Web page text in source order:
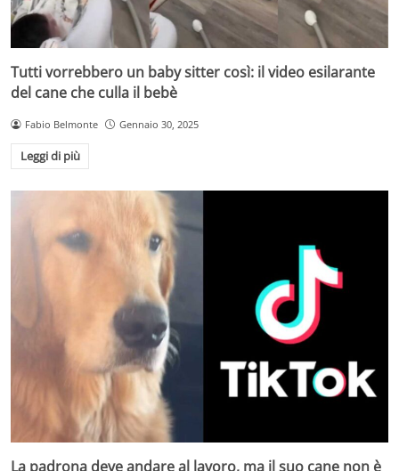
Tutti vorrebbero un baby sitter così: il video esilarante
del cane che culla il bebè
Fabio Belmonte Gennaio 30, 2025
Leggi di più
La padrona deve andare al lavoro, ma il suo cane non è